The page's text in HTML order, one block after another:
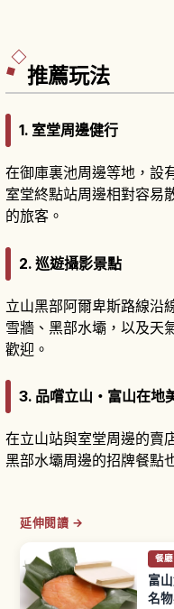
推薦玩法
1. 室堂周邊健行
在御庫裏池周邊等地，設
室堂終點站周邊相對容易
的旅客。
2. 巡遊攝影景點
立山黑部阿爾卑斯路線沿
雪牆、黑部水壩，以及天
歡迎。
3. 品嚐立山・富山在地
在立山站與室堂周邊的賣
黑部水壩周邊的招牌餐點
延伸閱讀 →
餐廳
富
名